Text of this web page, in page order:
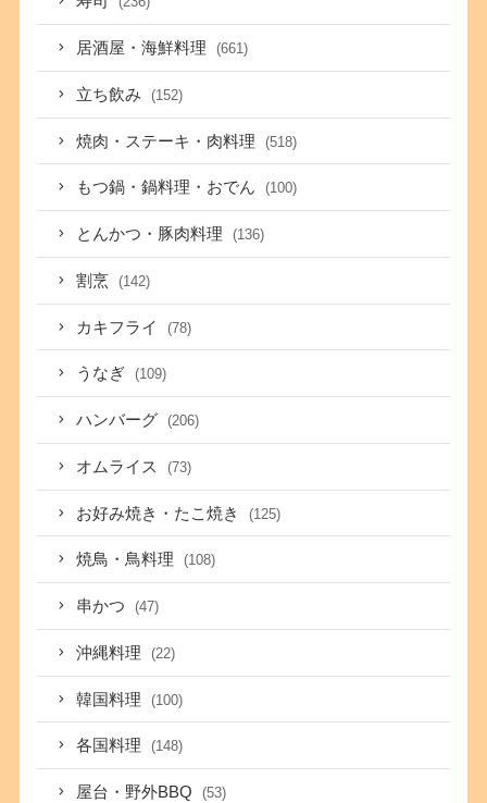
居酒屋・海鮮料理 (661)
立ち飲み (152)
焼肉・ステーキ・肉料理 (518)
もつ鍋・鍋料理・おでん (100)
とんかつ・豚肉料理 (136)
割烹 (142)
カキフライ (78)
うなぎ (109)
ハンバーグ (206)
オムライス (73)
お好み焼き・たこ焼き (125)
焼鳥・鳥料理 (108)
串かつ (47)
沖縄料理 (22)
韓国料理 (100)
各国料理 (148)
屋台・野外BBQ (53)